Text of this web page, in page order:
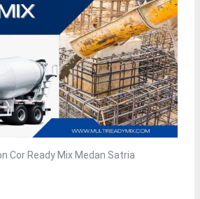
Cor Ready Mix Medan Satria